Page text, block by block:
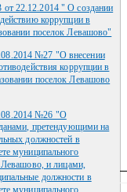
22.12.2014 " О создании
коррупции в
поселок Левашово"
№27 "О внесении
коррупции в
поселок Левашово
№26 "О
претендующими на
должностей в
муниципального
Левашово, и лицами,
должности в